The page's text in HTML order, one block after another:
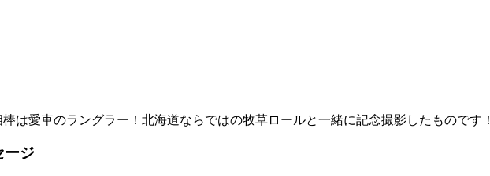
は愛車のラングラー！北海道ならではの牧草ロールと一緒に記念撮影したものです！
ージ